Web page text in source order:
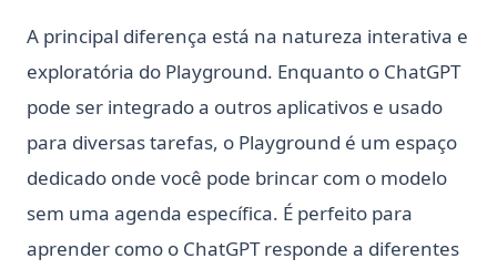
Python f-strings: The Complete Guide to Formatted String
Literals
Python heapq: Filas de prioridade e operações de heap
simplificadas
Python heapq: Priority Queues and Heap Operations Made
Simple
Python itertools: Complete Guide to Iterator Building Blocks
Python map() Function: Transform Iterables with Examples
A principal diferença está na natureza interativa e
exploratória do Playground. Enquanto o ChatGPT
pode ser integrado a outros aplicativos e usado
para diversas tarefas, o Playground é um espaço
dedicado onde você pode brincar com o modelo
sem uma agenda específica. É perfeito para
aprender como o ChatGPT responde a diferentes